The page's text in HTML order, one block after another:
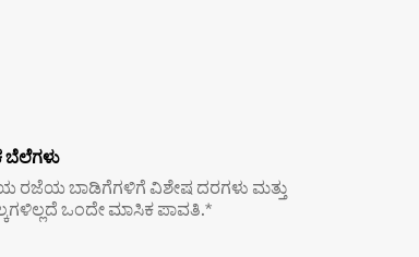
ಬೆಲೆಗಳು
ರಜೆಯ ಬಾಡಿಗೆಗಳಿಗೆ ವಿಶೇಷ ದರಗಳು ಮತ್ತು
ಒಂದೇ ಮಾಸಿಕ ಪಾವತಿ.*